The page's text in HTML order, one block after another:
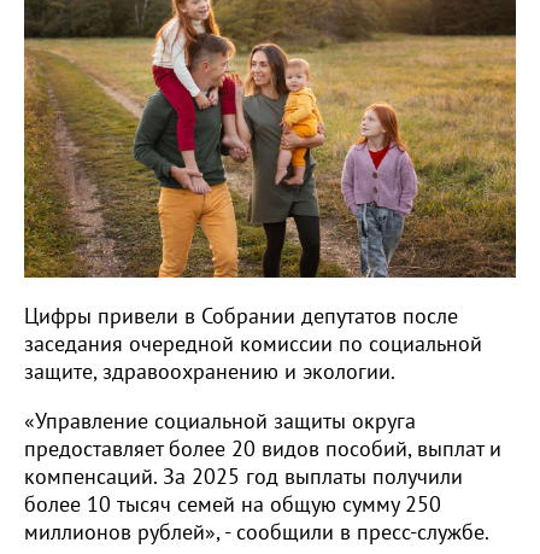
Цифры привели в Собрании депутатов после
заседания очередной комиссии по социальной
защите, здравоохранению и экологии.
«Управление социальной защиты округа
предоставляет более 20 видов пособий, выплат и
компенсаций. За 2025 год выплаты получили
более 10 тысяч семей на общую сумму 250
миллионов рублей», - сообщили в пресс-службе.